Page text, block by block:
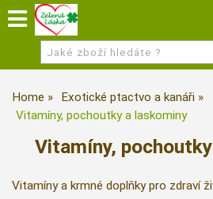
Home
Exotické ptactvo a kanáři
Vitamíny, pochoutky a laskominy
Vitamíny,
Vitamíny a krmné doplňky pro zdraví